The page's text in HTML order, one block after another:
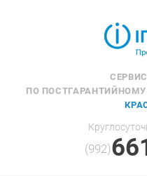
ПО ПОСТГАРАНТИЙНОМУ
(992)